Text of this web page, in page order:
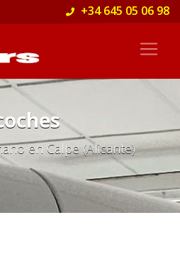
+34 645 05 06 98
en Calpe (Alicante)